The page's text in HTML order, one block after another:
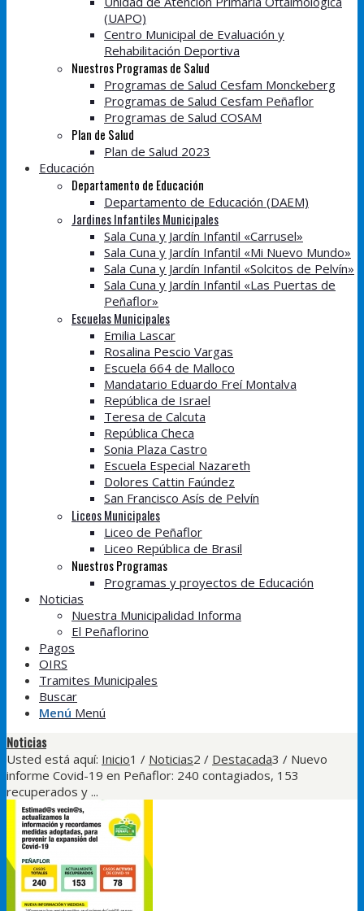
(UAPO)
Centro Municipal de Evaluación y
Rehabilitación Deportiva
Nuestros Programas de Salud
Programas de Salud Cesfam Monckeberg
Programas de Salud Cesfam Peñaflor
Programas de Salud COSAM
Plan de Salud
Plan de Salud 2023
Educación
Departamento de Educación
Departamento de Educación (DAEM)
Jardines Infantiles Municipales
Sala Cuna y Jardín Infantil «Carrusel»
Sala Cuna y Jardín Infantil «Mi Nuevo Mundo»
Sala Cuna y Jardín Infantil «Solcitos de Pelvín»
Sala Cuna y Jardín Infantil «Las Puertas de
Peñaflor»
Escuelas Municipales
Emilia Lascar
Rosalina Pescio Vargas
Escuela 664 de Malloco
Mandatario Eduardo Freí Montalva
República de Israel
Teresa de Calcuta
República Checa
Sonia Plaza Castro
Escuela Especial Nazareth
Dolores Cattin Faúndez
San Francisco Asís de Pelvín
Liceos Municipales
Liceo de Peñaflor
Liceo República de Brasil
Nuestros Programas
Programas y proyectos de Educación
Noticias
Nuestra Municipalidad Informa
El Peñaflorino
Pagos
OIRS
Tramites Municipales
Buscar
Menú Menú
Noticias
Usted está aquí: Inicio1 / Noticias2 / Destacada3 / Nuevo
informe Covid-19 en Peñaflor: 240 contagiados, 153
recuperados y ...